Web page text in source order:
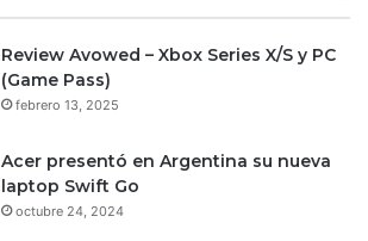
Review Avowed – Xbox Series X/S y PC
(Game Pass)
febrero 13, 2025
Acer presentó en Argentina su nueva
laptop Swift Go
octubre 24, 2024